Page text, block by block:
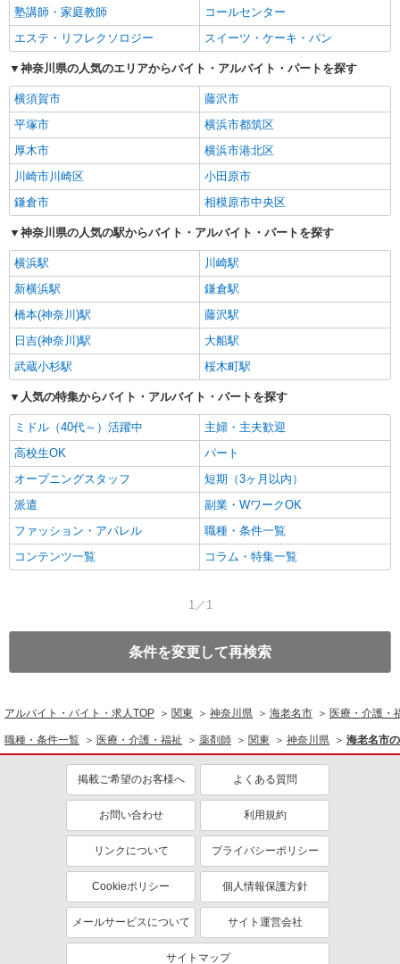
塾講師・家庭教師
コールセンター
エステ・リフレクソロジー
スイーツ・ケーキ・パン
神奈川県の人気のエリアからバイト・アルバイト・パートを探す
横須賀市
藤沢市
平塚市
横浜市都筑区
厚木市
横浜市港北区
川崎市川崎区
小田原市
鎌倉市
相模原市中央区
神奈川県の人気の駅からバイト・アルバイト・パートを探す
横浜駅
川崎駅
新横浜駅
鎌倉駅
橋本(神奈川)駅
藤沢駅
日吉(神奈川)駅
大船駅
武蔵小杉駅
桜木町駅
人気の特集からバイト・アルバイト・パートを探す
ミドル（40代～）活躍中
主婦・主夫歓迎
高校生OK
パート
オープニングスタッフ
短期（3ヶ月以内）
派遣
副業・WワークOK
ファッション・アパレル
職種・条件一覧
コンテンツ一覧
コラム・特集一覧
1／1
条件を変更して再検索
アルバイト・バイト・求人TOP 関東 神奈川県 海老名市 医療・介護・
職種・条件一覧 医療・介護・福祉 薬剤師 関東 神奈川県 海老名市
掲載ご希望のお客様へ よくある質問
お問い合わせ 利用規約
リンクについて プライバシーポリシー
Cookieポリシー 個人情報保護方針
メールサービスについて サイト運営会社
サイトマップ